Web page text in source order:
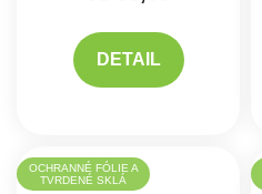
DETAIL
OCHRANNÉ FÓLIE A
TVRDENÉ SKLÁ